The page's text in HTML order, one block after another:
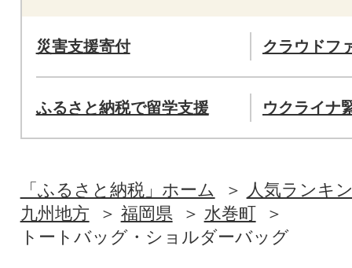
災害支援寄付 クラウドフ
ふるさと納税で留学支援 ウクライナ
「ふるさと納税」ホーム
人気ランキ
九州地方
福岡県
水巻町
トートバッグ・ショルダーバッグ